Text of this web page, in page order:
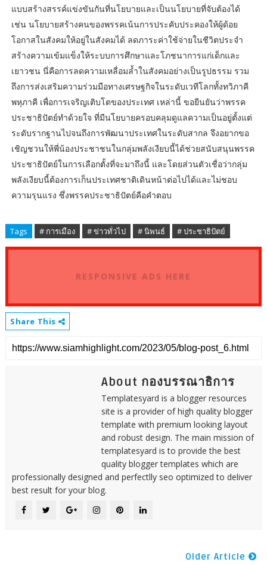
แบบสร้างสรรค์แข่งขันกันที่นโยบายและเป็นนโยบายที่จับต้องได้
เช่น นโยบายสร้างคนของพรรคเน้นการประคับประคองให้ผู้ด้อย
โอกาสในสังคมให้อยู่ในสังคมได้ ลดภาระค่าใช้จ่ายในชีวิตประจำ
สร้างความเข้มแข็งให้ระบบการศึกษาและโภชนาการแก่เด็กและ
เยาวชน นี่คือการลดความเหลื่อมล้ำในสังคมอย่างเป็นรูปธรรม รวม
ถึงการส่งเสริมความร่วมมือทางเศรษฐกิจในระดับเวทีโลกทั้งทวิภาคี
พหุภาคี เพื่อการเจริญเติบโตของประเทศ เหล่านี้ ขอยืนยันว่าพรรค
ประชาธิปัตย์ทำด้วยใจ ที่มีนโยบายครอบคลุมดูแลความเป็นอยู่ตั้งแต่
ระดับรากฐานไปจนถึงการพัฒนาประเทศในระดับสากล จึงอยากขอ
เชิญชวนให้พี่น้องประชาชนในกลุ่มพลังเงียบนี้ได้ช่วยสนับสนุนพรรค
ประชาธิปัตย์ในการเลือกตั้งที่จะมาถึงนี้ และโดยส่วนตัวเชื่อว่ากลุ่ม
พลังเงียบนี้ต้องการเก็นประเทศชาติเดินหน้าต่อไปได้และไม่ชอบ
ความรุนแรง ซึ่งพรรคประชาธิปัตย์คือคำตอบ
Tags # การเมือง # ข่าวทั่วไป # นิพนธ์ # ประชาธิปัตย์
RESPONSIVE ADS HERE
Share This
About กองบรรณาธิการ
Templatesyard is a blogger resources
site is a provider of high quality blogger
template with premium looking layout
and robust design. The main mission of
templatesyard is to provide the best
quality blogger templates which are
professionally designed and perfectlly seo optimized to deliver
best result for your blog.
Older Article